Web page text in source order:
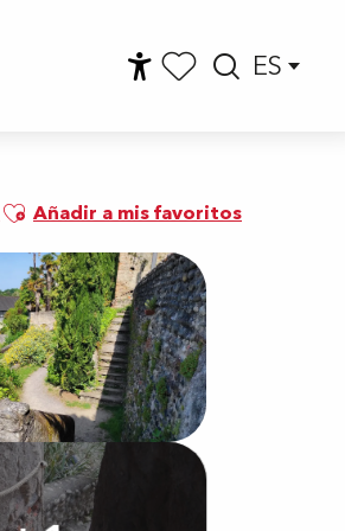
ES
Ajouter aux favoris
Añadir a mis favoritos